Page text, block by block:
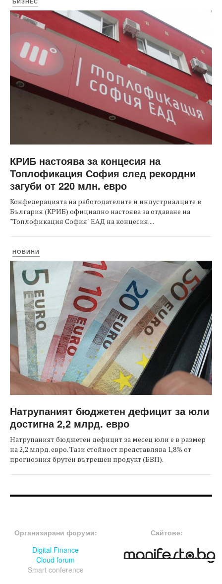
КРИБ настоява за концесия на
Топлофикация София след рекордни
загуби от 220 млн. евро
Конфедерацията на работодателите и индустриалците в
България (КРИБ) официално настоява за отдаване на
"Топлофикация София" ЕАД на концесия....
НОВИНИ
Натрупаният бюджетен дефицит за юли
достигна 2,2 млрд. евро
Натрупаният бюджетен дефицит за месец юли е в размер
на 2,2 млрд. евро. Тази стойност представлява 1,8% от
прогнозния брутен вътрешен продукт (БВП).
Организирани форуми:
Digital Finance
Cloud forum
Smart conference
Сайтове: